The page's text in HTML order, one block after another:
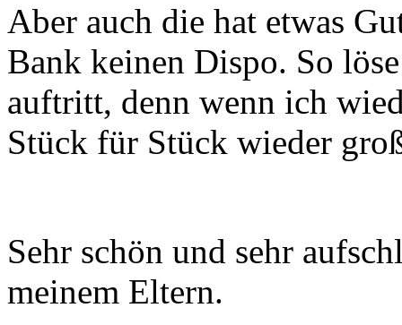
Aber auch die hat etwas
Bank keinen Dispo. So
auftritt, denn wenn ich
Stück für Stück wieder
Sehr schön und sehr
meinem Eltern.